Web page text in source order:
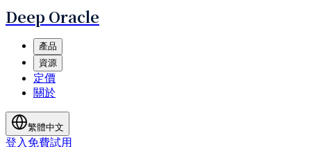
Deep Oracle
產品
資源
定價
關於
繁體中文
登入 免費試用